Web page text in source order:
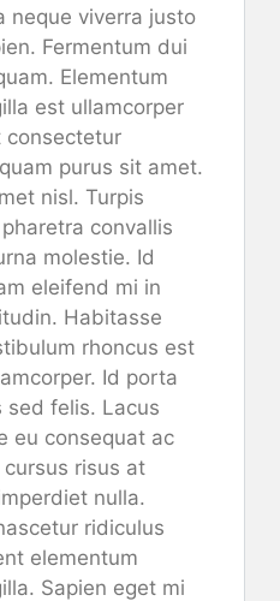
neque viverra justo
Fermentum dui
Elementum
est ullamcorper
consectetur
purus sit amet.
nisl. Turpis
convallis
molestie. Id
eleifend mi in
Habitasse
rhoncus est
Id porta
sed felis. Lacus
eu consequat ac
risus at
nulla.
ridiculus
elementum
Sapien eget mi